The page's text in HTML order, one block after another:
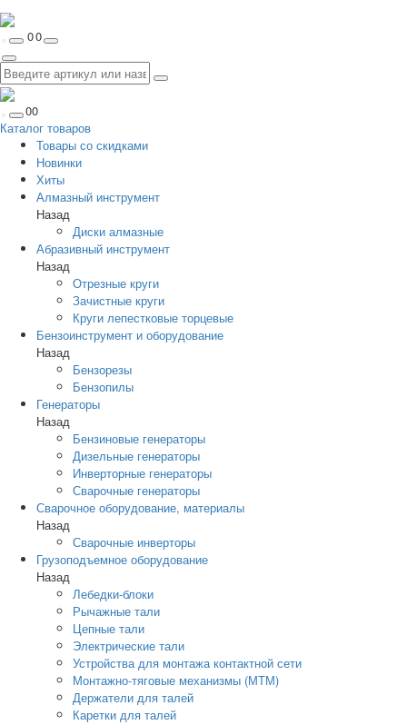
00
00
Каталог товаров
Товары со скидками
Новинки
Хиты
Алмазный инструмент
Назад
Диски алмазные
Абразивный инструмент
Назад
Отрезные круги
Зачистные круги
Круги лепестковые торцевые
Бензоинструмент и оборудование
Назад
Бензорезы
Бензопилы
Генераторы
Назад
Бензиновые генераторы
Дизельные генераторы
Инверторные генераторы
Сварочные генераторы
Сварочное оборудование, материалы
Назад
Сварочные инверторы
Грузоподъемное оборудование
Назад
Лебедки-блоки
Рычажные тали
Цепные тали
Электрические тали
Устройства для монтажа контактной сети
Монтажно-тяговые механизмы (МТМ)
Держатели для талей
Каретки для талей